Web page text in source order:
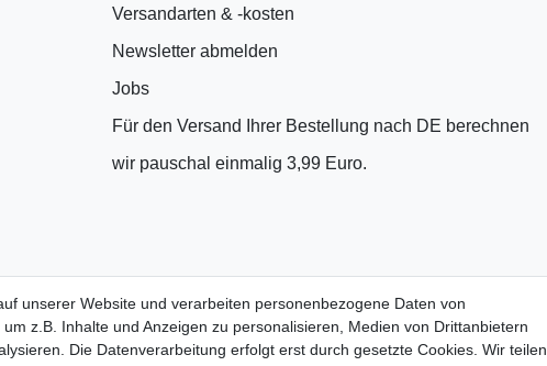
unserer Website und verarbeiten personenbezogene Daten von
z.B. Inhalte und Anzeigen zu personalisieren, Medien von Drittanbietern
Die Datenverarbeitung erfolgt erst durch gesetzte Cookies. Wir teilen
Versandarten & -kosten
Newsletter abmelden
Jobs
Für den Versand Ihrer Bestellung nach DE berechnen
wir pauschal einmalig 3,99 Euro.